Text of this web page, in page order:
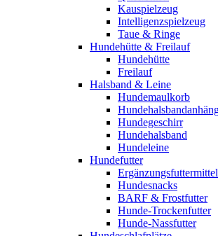
Kauspielzeug
Intelligenzspielzeug
Taue & Ringe
Hundehütte & Freilauf
Hundehütte
Freilauf
Halsband & Leine
Hundemaulkorb
Hundegeschirr
Hundehalsband
Hundeleine
Hundefutter
Ergänzungsfuttermittel
Hundesnacks
BARF & Frostfutter
Hunde-Trockenfutter
Hunde-Nassfutter